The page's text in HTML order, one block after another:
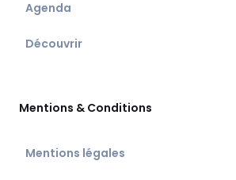
Agenda
Découvrir
Mentions & Conditions
Mentions légales